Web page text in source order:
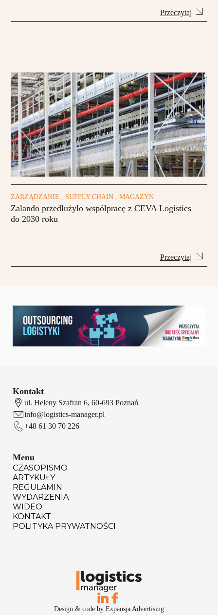
Przeczytaj
ZARZĄDZANIE , SUPPLY CHAIN , MAGAZYN
Zalando przedłużyło współpracę z CEVA Logistics
do 2030 roku
Przeczytaj
Kontakt
ul. Heleny Szafran 6, 60-693 Poznań
info@logistics-manager.pl
+48 61 30 70 226
Menu
CZASOPISMO
ARTYKUŁY
REGULAMIN
WYDARZENIA
WIDEO
KONTAKT
POLITYKA PRYWATNOŚCI
Design & code by Expansja Advertising